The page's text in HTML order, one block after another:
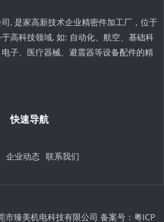
, 是家高新技术企业精密件加工厂，位于
高科技领域, 如: 自动化、航空、基础科
子、医疗器械、避震器等设备配件的精
快速导航
企业动态 联系我们
臻美机电科技有限公司 备案号： 粤ICP